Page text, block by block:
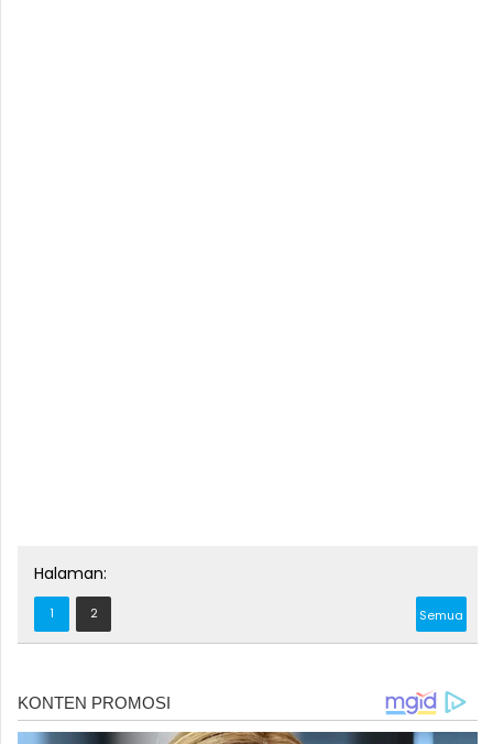
Halaman:
1 2 Semua